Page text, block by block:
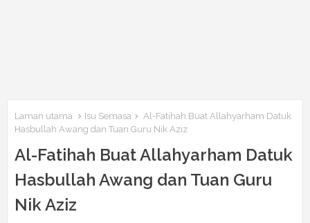
Laman utama Isu Semasa
Al-Fatihah Buat Allahyarham Datuk
Hasbullah Awang dan Tuan Guru Nik Aziz
Al-Fatihah Buat Allahyarham Datuk
Hasbullah Awang dan Tuan Guru
Nik Aziz